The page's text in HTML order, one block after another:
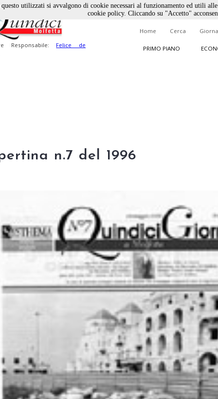
Responsabile: Felice de
Home Cerca
PRIMO PIANO
n.7 del 1996
utilizzati si avvalgono di cookie necessari al funzionamento ed utili
cookie policy. Cliccando su "Accetto"